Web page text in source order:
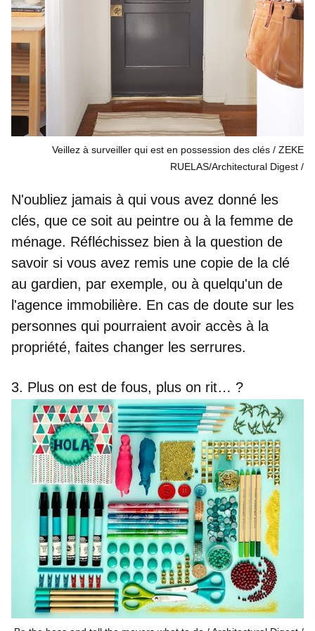
Veillez à surveiller qui est en possession des clés / ZEKE
RUELAS/Architectural Digest
N'oubliez jamais à qui vous avez donné les
clés, que ce soit au peintre ou à la femme de
ménage. Réfléchissez bien à la question de
savoir si vous avez remis une copie de la clé
au gardien, par exemple, ou à quelqu'un de
l'agence immobilière. En cas de doute sur les
personnes qui pourraient avoir accès à la
propriété, faites changer les serrures.
3. Plus on est de fous, plus on rit… ?